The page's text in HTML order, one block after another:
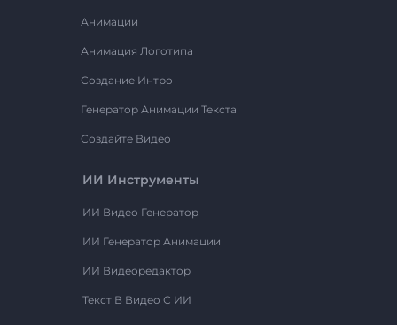
Анимации
Анимация Логотипа
Создание Интро
Генератор Анимации Текста
Создайте Видео
ИИ Инструменты
ИИ Видео Генератор
ИИ Генератор Анимации
ИИ Видеоредактор
Текст В Видео С ИИ